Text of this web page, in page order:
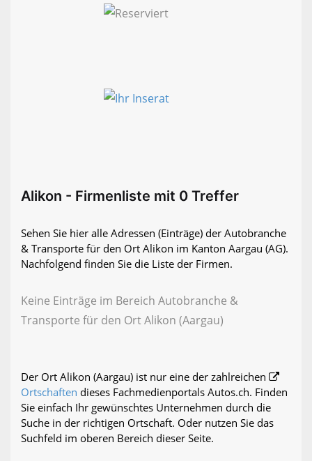
Alikon - Firmenliste mit 0 Treffer
Sehen Sie hier alle Adressen (Einträge) der Autobranche
& Transporte für den Ort Alikon im Kanton Aargau (AG).
Nachfolgend finden Sie die Liste der Firmen.
Keine Einträge im Bereich Autobranche &
Transporte für den Ort Alikon (Aargau)
Der Ort Alikon (Aargau) ist nur eine der zahlreichen
Ortschaften dieses Fachmedienportals Autos.ch. Finden
Sie einfach Ihr gewünschtes Unternehmen durch die
Suche in der richtigen Ortschaft. Oder nutzen Sie das
Suchfeld im oberen Bereich dieser Seite.